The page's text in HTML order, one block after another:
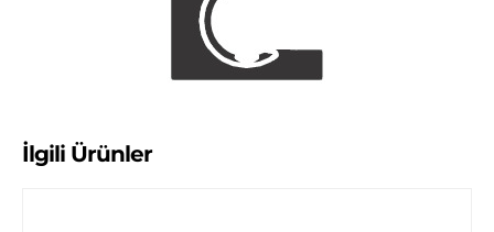
İlgili Ürünler